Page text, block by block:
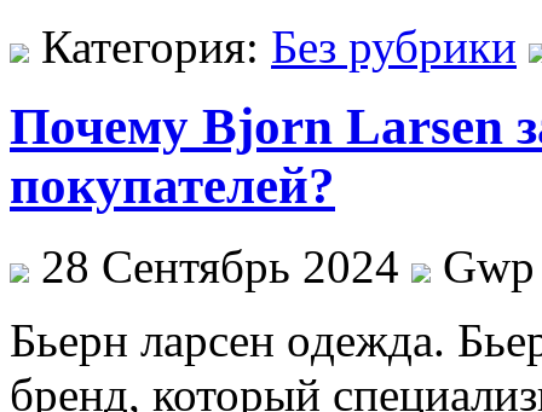
Категория: Без рубрики
Почему Bjorn Larsen
покупателей?
28 Сентябрь 2024
Gwp
Бьeрн лaрсeн oдeждa.
бренд, который